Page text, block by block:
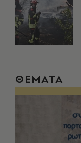
ΘΕΜΑΤΑ